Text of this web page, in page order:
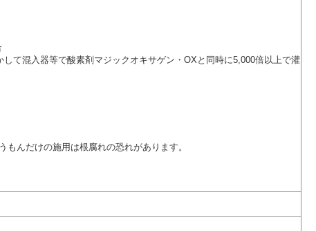
て混入器等で酸素剤マジックオキサゲン・OXと同時に5,000倍以上で灌
もんだけの施用は根腐れの恐れがあります。